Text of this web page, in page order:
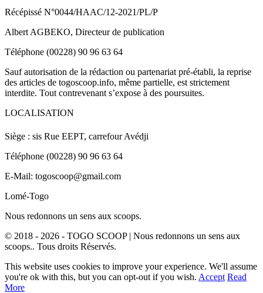
Récépissé N°0044/HAAC/12-2021/PL/P
Albert AGBEKO, Directeur de publication
Téléphone (00228) 90 96 63 64
Sauf autorisation de la rédaction ou partenariat pré-établi, la reprise
des articles de togoscoop.info, même partielle, est strictement
interdite. Tout contrevenant s’expose à des poursuites.
LOCALISATION
Siège : sis Rue EEPT, carrefour Avédji
Téléphone (00228) 90 96 63 64
E-Mail: togoscoop@gmail.com
Lomé-Togo
Nous redonnons un sens aux scoops.
© 2018 - 2026 - TOGO SCOOP | Nous redonnons un sens aux
scoops.. Tous droits Réservés.
This website uses cookies to improve your experience. We'll assume
you're ok with this, but you can opt-out if you wish. Accept Read
More